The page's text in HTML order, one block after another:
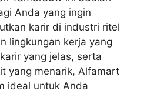
Anda yang ingin
karir di industri ritel
lingkungan kerja yang
yang jelas, serta
yang menarik, Alfamart
ideal untuk Anda